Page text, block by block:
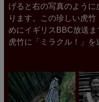
げると右の写真のよう
ります。この珍しい虎
めにイギリスBBC放送
虎竹に「ミラクル！」を